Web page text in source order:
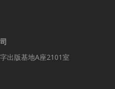
出版基地A座2101室